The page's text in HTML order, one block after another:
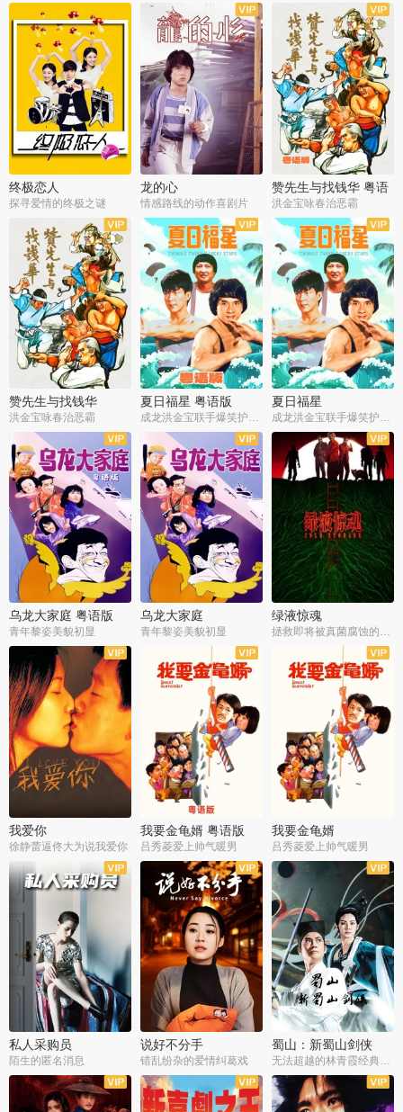
终极恋人
探寻爱情的终极之谜
龙的心
情感路线的动作喜剧片
赞先生与找钱华 粤语
版
洪金宝咏春治恶霸
赞先生与找钱华
洪金宝咏春治恶霸
夏日福星 粤语版
成龙洪金宝联手爆笑护美女
夏日福星
成龙洪金宝联手爆笑护美女
乌龙大家庭 粤语版
青年黎姿美貌初显
乌龙大家庭
青年黎姿美貌初显
绿液惊魂
拯救即将被真菌腐蚀的世界
我爱你
徐静蕾逼佟大为说我爱你
我要金龟婿 粤语版
吕秀菱爱上帅气暖男
我要金龟婿
吕秀菱爱上帅气暖男
私人采购员
陌生的匿名消息
说好不分手
错乱纷杂的爱情纠葛戏
蜀山：新蜀山剑侠
无法超越的林青霞经典角色